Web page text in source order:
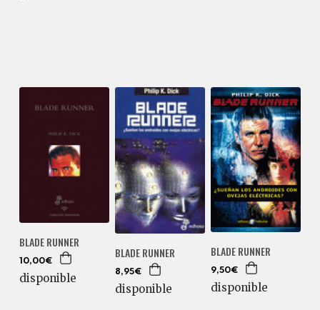
BLADE RUNNER
10,00€
disponible
BLADE RUNNER
8,95€
disponible
BLADE RUNNER
9,50€
disponible